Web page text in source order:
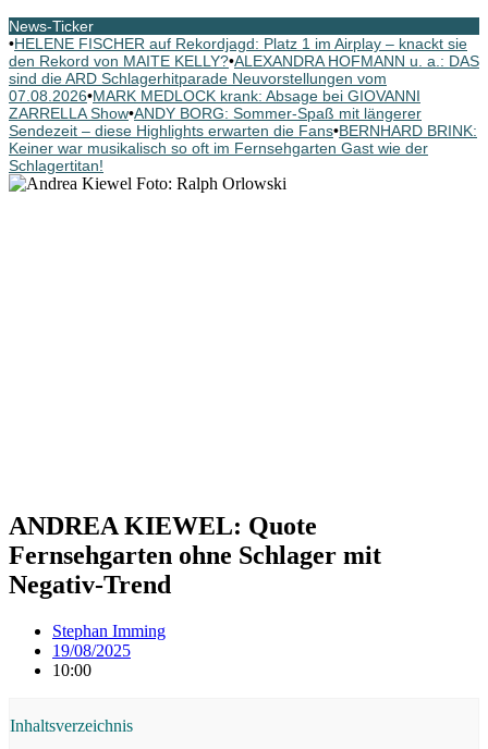
News-Ticker
•HELENE FISCHER auf Rekordjagd: Platz 1 im Airplay – knackt sie
den Rekord von MAITE KELLY?•ALEXANDRA HOFMANN u. a.: DAS
sind die ARD Schlagerhitparade Neuvorstellungen vom
07.08.2026•MARK MEDLOCK krank: Absage bei GIOVANNI
ZARRELLA Show•ANDY BORG: Sommer-Spaß mit längerer
Sendezeit – diese Highlights erwarten die Fans•BERNHARD BRINK:
Keiner war musikalisch so oft im Fernsehgarten Gast wie der
Schlagertitan!
ANDREA KIEWEL: Quote
Fernsehgarten ohne Schlager mit
Negativ-Trend
Stephan Imming
19/08/2025
10:00
Inhaltsverzeichnis